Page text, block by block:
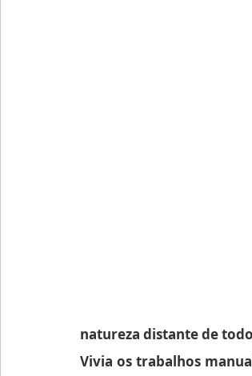
natureza distante de
Vivia os trabalhos